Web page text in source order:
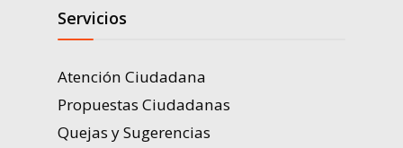
Servicios
Atención Ciudadana
Propuestas Ciudadanas
Quejas y Sugerencias